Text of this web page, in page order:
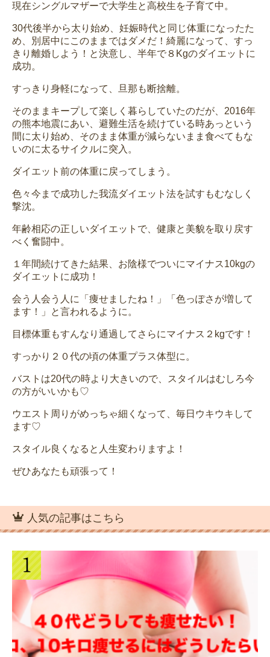
現在シングルマザーで大学生と高校生を子育て中。
30代後半から太り始め、妊娠時代と同じ体重になったた
め、別居中にこのままではダメだ！綺麗になって、すっ
きり離婚しよう！と決意し、半年で８Kgのダイエットに
成功。
すっきり身軽になって、旦那も断捨離。
そのままキープして楽しく暮らしていたのだが、2016年
の熊本地震にあい、避難生活を続けている時あっという
間に太り始め、そのまま体重が減らないまま食べてもな
いのに太るサイクルに突入。
ダイエット前の体重に戻ってしまう。
色々今まで成功した我流ダイエット法を試すもむなしく
撃沈。
年齢相応の正しいダイエットで、健康と美貌を取り戻す
べく奮闘中。
１年間続けてきた結果、お陰様でついにマイナス10kgの
ダイエットに成功！
会う人会う人に「痩せましたね！」「色っぽさが増して
ます！」と言われるように。
目標体重もすんなり通過してさらにマイナス２kgです！
すっかり２０代の頃の体重プラス体型に。
バストは20代の時より大きいので、スタイルはむしろ今
の方がいいかも♡
ウエスト周りがめっちゃ細くなって、毎日ウキウキして
ます♡
スタイル良くなると人生変わりますよ！
ぜひあなたも頑張って！
人気の記事はこちら